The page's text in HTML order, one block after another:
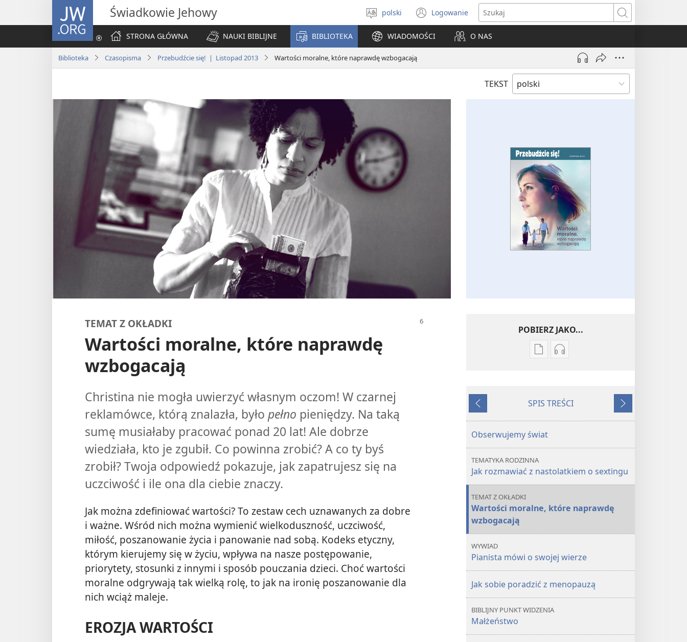
JW.ORG Świadkowie Jehowy
Wybór
języka
polski Logowanie
(opens
new
window)
Szukaj
STRONA GŁÓWNA
NAUKI BIBLIJNE BIBLIOTEKA WIADOMOŚCI O NAS
Biblioteka Czasopisma Przebudźcie się! | Listopad 2013 Wartości moralne, które naprawdę wzbogacają
TEKST
TEMAT Z OKŁADKI
Wartości moralne, które naprawdę
wzbogacają
Christina nie mogła uwierzyć własnym oczom! W czarnej
reklamówce, którą znalazła, było pełno pieniędzy. Na taką
sumę musiałaby pracować ponad 20 lat! Ale dobrze
wiedziała, kto je zgubił. Co powinna zrobić? A co ty byś
zrobił? Twoja odpowiedź pokazuje, jak zapatrujesz się na
uczciwość i ile ona dla ciebie znaczy.
Jak można zdefiniować wartości? To zestaw cech uznawanych za dobre
i ważne. Wśród nich można wymienić wielkoduszność, uczciwość,
miłość, poszanowanie życia i panowanie nad sobą. Kodeks etyczny,
którym kierujemy się w życiu, wpływa na nasze postępowanie,
priorytety, stosunki z innymi i sposób pouczania dzieci. Choć wartości
moralne odgrywają tak wielką rolę, to jak na ironię poszanowanie dla
nich wciąż maleje.
EROZJA WARTOŚCI
POBIERZ JAKO...
Ustawienia
PRZEBUDŹCIE
Wartości
moralne,
naprawdę
wzbogacają
Ustawienia
PRZEBUDŹCIE
naprawdę
wzbogacają
Wstecz
SPIS TREŚCI
Dalej
Obserwujemy świat
TEMATYKA RODZINNA
Jak rozmawiać z nastolatkiem o sextingu
TEMAT Z OKŁADKI
Wartości moralne, które naprawdę
wzbogacają
WYWIAD
Pianista mówi o swojej wierze
Jak sobie poradzić z menopauzą
BIBLIJNY PUNKT WIDZENIA
Małżeństwo